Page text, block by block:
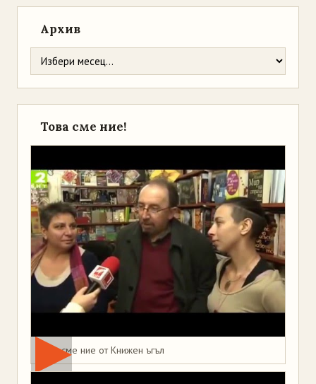
Архив
Това сме ние!
Това сме ние от Книжен ъгъл